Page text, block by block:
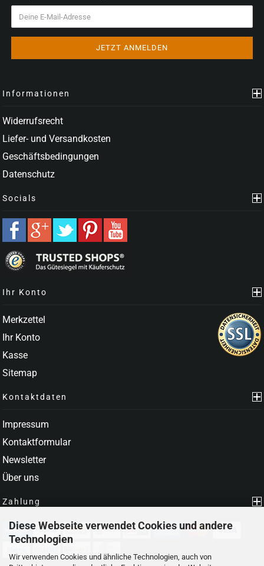
Diese Webseite verwendet Cookies und andere
Technologien
Wir verwenden Cookies und ähnliche Technologien, auch von
Informationen
Widerrufsrecht
Liefer- und Versandkosten
Geschäftsbedingungen
Datenschutz
Socials
Ihr Konto
Merkzettel
Ihr Konto
Kasse
Sitemap
Kontaktdaten
Impressum
Kontaktformular
Newsletter
Über uns
Zahlung